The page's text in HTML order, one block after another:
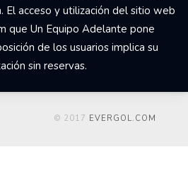
El acceso y utilización del sitio web
que Un Equipo Adelante pone
de los usuarios implica su
sin reservas.
© 2017 EVERGOL.COM